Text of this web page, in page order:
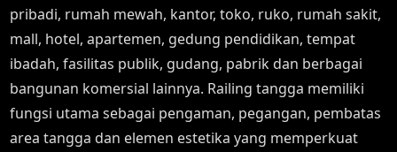
pribadi, rumah mewah, kantor, toko, ruko, rumah sakit,
mall, hotel, apartemen, gedung pendidikan, tempat
ibadah, fasilitas publik, gudang, pabrik dan berbagai
bangunan komersial lainnya. Railing tangga memiliki
fungsi utama sebagai pengaman, pegangan, pembatas
area tangga dan elemen estetika yang memperkuat